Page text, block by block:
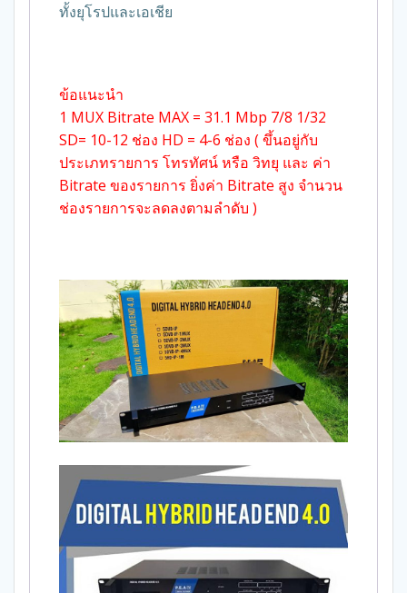
ทั้งยุโรปและเอเชีย
ข้อแนะนำ
1 MUX Bitrate MAX = 31.1 Mbp 7/8 1/32
SD= 10-12 ช่อง HD = 4-6 ช่อง ( ขึ้นอยู่กับ
ประเภทรายการ โทรทัศน์ หรือ วิทยุ และ ค่า
Bitrate ของรายการ ยิ่งค่า Bitrate สูง จำนวน
ช่องรายการจะลดลงตามลำดับ )